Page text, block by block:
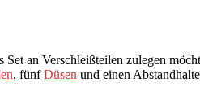
an Verschleißteilen zulegen
, fünfDüsen und einen